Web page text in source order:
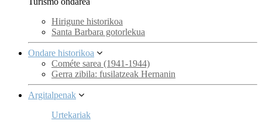
Hirigune historikoa
Santa Barbara gotorlekua
Ondare historikoa
Cométe sarea (1941-1944)
Gerra zibila: fusilatzeak Hernanin
Argitalpenak
Urtekariak